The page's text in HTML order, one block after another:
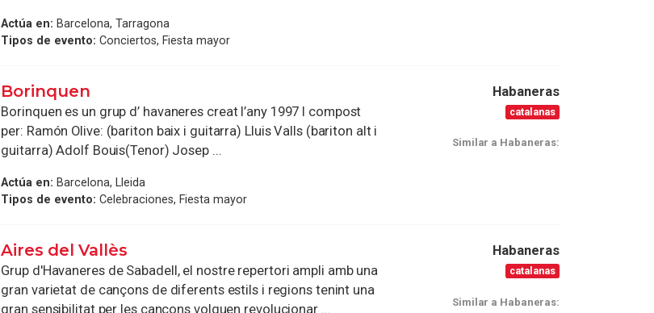
Actúa en: Barcelona, Tarragona
Tipos de evento: Conciertos, Fiesta mayor
Borinquen
Borinquen es un grup d’ havaneres creat l’any 1997 I compost
per: Ramón Olive: (bariton baix i guitarra) Lluis Valls (bariton alt i
guitarra) Adolf Bouis(Tenor) Josep ...
Actúa en: Barcelona, Lleida
Tipos de evento: Celebraciones, Fiesta mayor
Habaneras
catalanas
Similar a Habaneras:
Aires del Vallès
Grup d'Havaneres de Sabadell, el nostre repertori ampli amb una
gran varietat de cançons de diferents estils i regions tenint una
gran sensibilitat per les cançons volguen revolucionar ...
Habaneras
catalanas
Similar a Habaneras: